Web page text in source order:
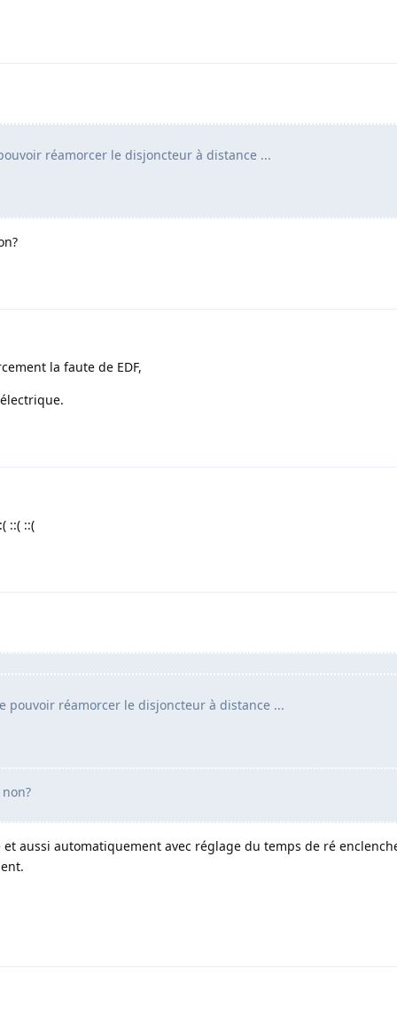
réamorcer le disjoncteur à distance ...
la faute de EDF,
::( ::(
pouvoir réamorcer le disjoncteur à distance ...
aussi automatiquement avec réglage du temps de ré